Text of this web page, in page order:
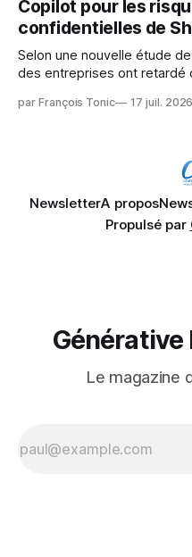
Copilot pour les
confidentielles de
Selon une nouvelle étude
des entreprises ont retardé
données confidentielles de
par François Tonic 17 juil. 2026
NewsletterA propos
Propulsé par
Générative
Le magazine